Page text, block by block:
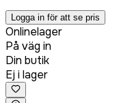
Logga in för att se pris
Onlinelager
På väg in
Din butik
Ej i lager